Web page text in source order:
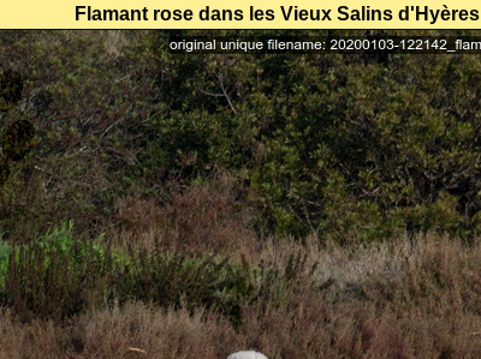
Flamant rose dans les Vieux Salins d'Hyères